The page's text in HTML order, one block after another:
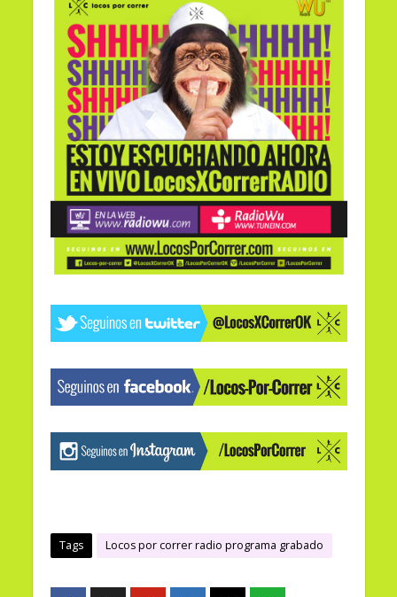
Tags Locos por correr radio programa grabado